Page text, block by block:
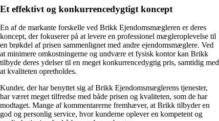
Et effektivt og konkurrencedygtigt koncept
En af de markante forskelle ved Brikk Ejendomsmægleren er deres
koncept, der fokuserer på at levere en professionel mægleroplevelse til
en brøkdel af prisen sammenlignet med andre ejendomsmæglere. Ved
at minimere omkostningerne og undvære et fysisk kontor kan Brikk
tilbyde deres ydelser til en meget konkurrencedygtig pris, samtidig med
at kvaliteten opretholdes.
Kunder, der har benyttet sig af Brikk Ejendomsmæglerens tjenester,
har været meget tilfredse med både prisen og kvaliteten, som de har
modtaget. Mange af kommentarerne fremhæver, at Brikk tilbyder en
god og personlig service, hvor kunderne oplever en kompetent og